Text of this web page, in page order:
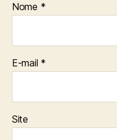
Nome *
E-mail *
Site